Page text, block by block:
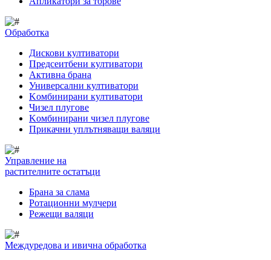
Обработка
Дискови култиватори
Предсеитбени култиватори
Активна брана
Универсални култиватори
Kомбинирани култиватори
Чизел плугове
Kомбинирани чизел плугове
Прикачни уплътняващи валяци
Управление на
растителните остатъци
Брана за слама
Pотационни мулчери
Режещи валяци
Междуредова и ивична обработка